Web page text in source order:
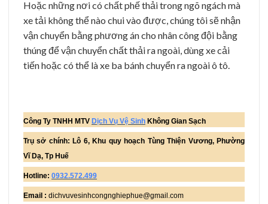
Hoặc những nơi có chất phế thải trong ngõ ngách mà
xe tải không thể nào chui vào được, chúng tôi sẽ nhận
vận chuyển bằng phương án cho nhân công đội bằng
thúng để vận chuyển chất thải ra ngoài, dùng xe cải
tiến hoặc có thể là xe ba bánh chuyển ra ngoài ô tô.
Công Ty TNHH MTV Dịch Vụ Vệ Sinh Không Gian Sạch
Trụ sở chính: Lô 6, Khu quy hoạch Tùng Thiện Vương, Phường
Vĩ Dạ, Tp Huế
Hotline: 0932.572.499
Email : dichvuvesinhcongnghiephue@gmail.com